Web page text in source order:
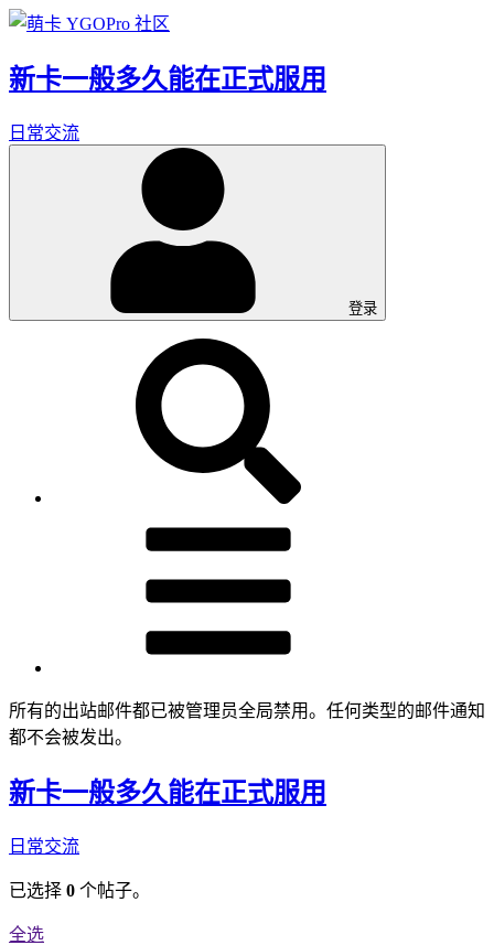
新卡一般多久能在正式服用
日常交流
登录
所有的出站邮件都已被管理员全局禁用。任何类型的邮件通知
都不会被发出。
新卡一般多久能在正式服用
日常交流
已选择 0 个帖子。
全选